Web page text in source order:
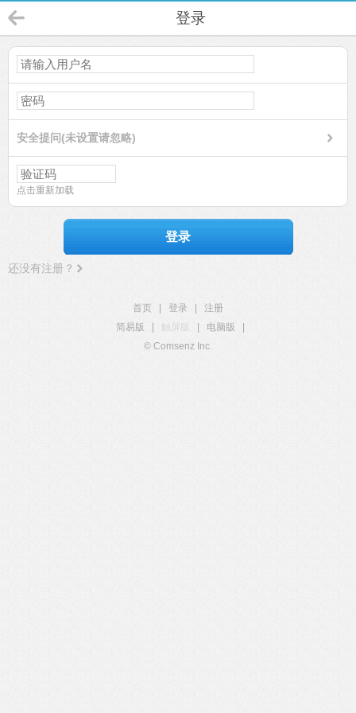
登录
安全提问(未设置请忽略)
点击重新加载
登录
还没有注册？
首页 登录
注册
简易版
触屏版 电脑版
© Comsenz Inc.